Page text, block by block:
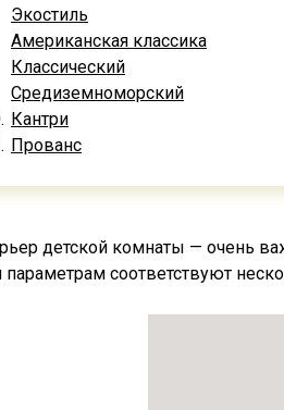
Экостиль
Американская классика
Классический
Средиземноморский
Кантри
Прованс
детской комнаты — очень
параметрам соответствуют